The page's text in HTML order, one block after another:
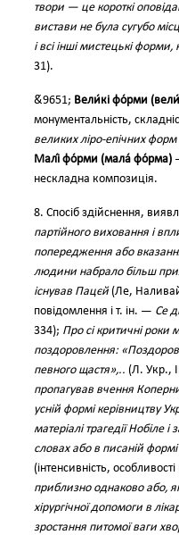
твори — це короткі
вистави не була сугубо
і всі інші мистецькі
31).
&́9651; Вели́кі фо́рми
монументальність,
великих ліро-епічних
Малі́ фо́рми (мала́ фо́рма)
нескладна композиція.
8. Спосіб здійснення,
партійного виховання і
попередження або
людини набрало більш
існував Пацєй (Ле,
повідомлення і т. ін. — Се
334); Про сі критичні роки
поздоровлення:
певного щастя»,.. (Л. Укр.,
пропагував вчення
усній формі керівництву
матеріалі трагедії Нобіле
словах або в писаній формі
(інтенсивність, особливості
приблизно однаково або,
хірургічної допомоги в
зростання питомої ваги